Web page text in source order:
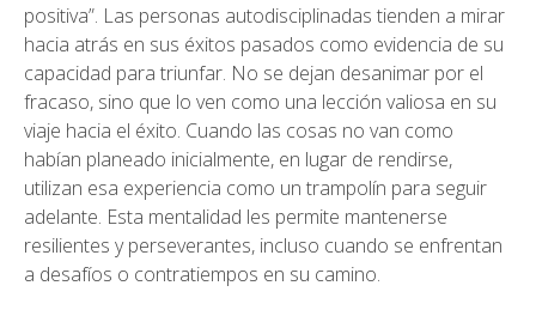
positiva”. Las personas autodisciplinadas tienden a mirar
hacia atrás en sus éxitos pasados como evidencia de su
capacidad para triunfar. No se dejan desanimar por el
fracaso, sino que lo ven como una lección valiosa en su
viaje hacia el éxito. Cuando las cosas no van como
habían planeado inicialmente, en lugar de rendirse,
utilizan esa experiencia como un trampolín para seguir
adelante. Esta mentalidad les permite mantenerse
resilientes y perseverantes, incluso cuando se enfrentan
a desafíos o contratiempos en su camino.